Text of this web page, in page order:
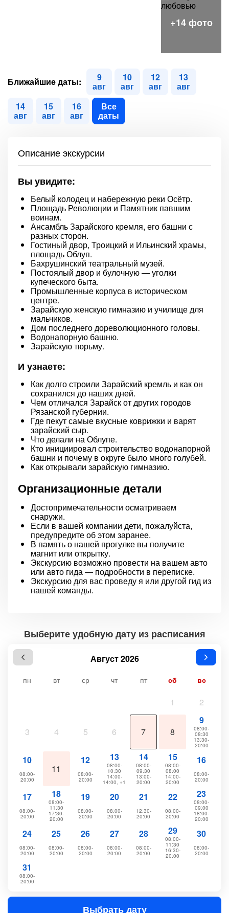
Ближайшие даты: 9
авг
10
авг
12
авг
13
авг
14
авг
15
авг
16
авг
Все
даты
Описание экскурсии
Вы увидите:
Белый колодец и набережную реки Осётр.
Площадь Революции и Памятник павшим
воинам.
Ансамбль Зарайского кремля, его башни с
разных сторон.
Гостиный двор, Троицкий и Ильинский храмы,
площадь Облуп.
Бахрушинский театральный музей.
Постоялый двор и булочную — уголки
купеческого быта.
Промышленные корпуса в историческом
центре.
Зарайскую женскую гимназию и училище для
мальчиков.
Дом последнего дореволюционного головы.
Водонапорную башню.
Зарайскую тюрьму.
И узнаете:
Как долго строили Зарайский кремль и как он
сохранился до наших дней.
Чем отличался Зарайск от других городов
Рязанской губернии.
Где пекут самые вкусные коврижки и варят
зарайский сыр.
Что делали на Облупе.
Кто инициировал строительство водонапорной
башни и почему в округе было много голубей.
Как открывали зарайскую гимназию.
Организационные детали
Достопримечательности осматриваем
снаружи.
Если в вашей компании дети, пожалуйста,
предупредите об этом заранее.
В память о нашей прогулке вы получите
магнит или открытку.
Экскурсию возможно провести на вашем авто
или авто гида — подробности в переписке.
Экскурсию для вас проведу я или другой гид из
нашей команды.
Выберите удобную дату из расписания
Август 2026
пн вт ср чт пт сб вс
1 2
3 4 5 6 7 8
9
08:00-
08:30
13:30-
20:00
10
08:00-
20:00
11
12
08:00-
20:00
13
08:00-
10:30
14:00-
14:00, +1
14
08:00-
09:30
13:00-
20:00
15
08:00-
08:00
14:00-
20:00
16
08:00-
20:00
17
08:00-
20:00
18
08:00-
11:30
17:30-
20:00
19
08:00-
20:00
20
08:00-
20:00
21
12:30-
20:00
22
08:00-
20:00
23
08:00-
09:00
18:00-
20:00
24
08:00-
20:00
25
08:00-
20:00
26
08:00-
20:00
27
08:00-
20:00
28
08:00-
20:00
29
08:00-
11:30
16:30-
20:00
30
08:00-
20:00
31
08:00-
20:00
Выбрать дату